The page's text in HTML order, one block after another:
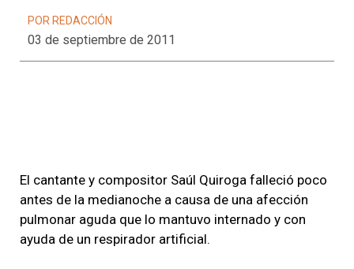
POR REDACCIÓN
03 de septiembre de 2011
El cantante y compositor Saúl Quiroga falleció poco
antes de la medianoche a causa de una afección
pulmonar aguda que lo mantuvo internado y con
ayuda de un respirador artificial.